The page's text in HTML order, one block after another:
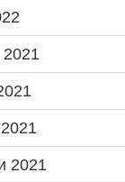
2021